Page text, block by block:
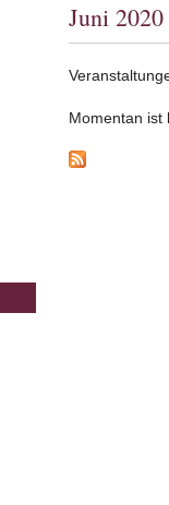
Juni 2020
Momentan ist